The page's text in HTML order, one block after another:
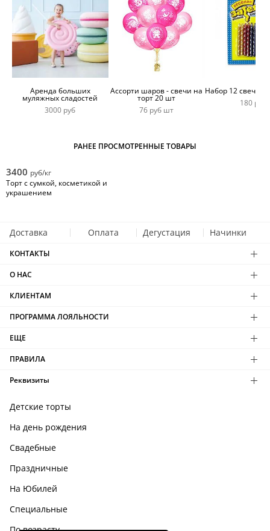
Аренда больших
муляжных сладостей
3000 руб
Ассорти шаров - свечи на
торт 20 шт
76 руб шт
Набор 12 свечей
180 руб
РАНЕЕ ПРОСМОТРЕННЫЕ ТОВАРЫ
3400 руб/кг
Торт с сумкой, косметикой и
украшением
Доставка Оплата Дегустация Начинки
КОНТАКТЫ
О НАС
КЛИЕНТАМ
ПРОГРАММА ЛОЯЛЬНОСТИ
ЕЩЕ
ПРАВИЛА
Реквизиты
Детские торты
На день рождения
Свадебные
Праздничные
На Юбилей
Специальные